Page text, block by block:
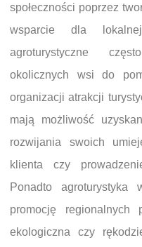
społeczności poprzez
wsparcie dla lokalnej
agroturystyczne
okolicznych wsi do
organizacji atrakcji
mają możliwość
rozwijania swoich
klienta czy
Ponadto agroturystyka
promocję regionalnych
ekologiczna czy